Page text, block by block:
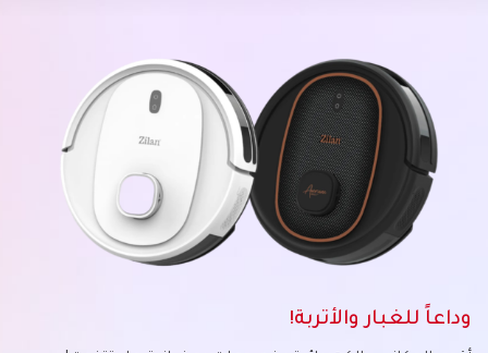
وداعاً للغبار والأتربة!